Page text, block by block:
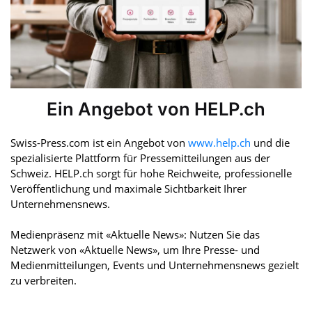
Ein Angebot von HELP.ch
Swiss-Press.com ist ein Angebot von www.help.ch und die
spezialisierte Plattform für Pressemitteilungen aus der
Schweiz. HELP.ch sorgt für hohe Reichweite, professionelle
Veröffentlichung und maximale Sichtbarkeit Ihrer
Unternehmensnews.
Medienpräsenz mit «Aktuelle News»: Nutzen Sie das
Netzwerk von «Aktuelle News», um Ihre Presse- und
Medienmitteilungen, Events und Unternehmensnews gezielt
zu verbreiten.